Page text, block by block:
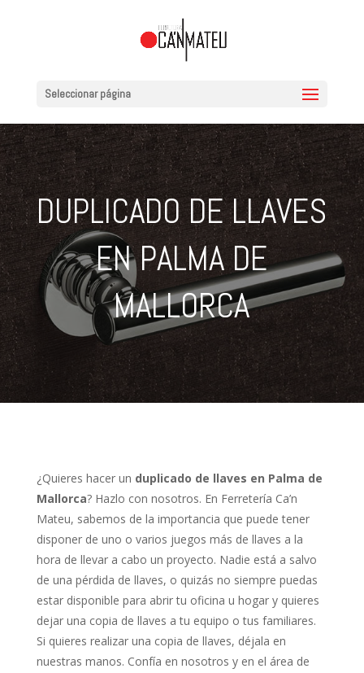
Seleccionar página
DUPLICADO DE LLAVES
EN PALMA DE
MALLORCA
¿Quieres hacer un duplicado de llaves en Palma de
Mallorca? Hazlo con nosotros. En Ferretería Ca’n
Mateu, sabemos de la importancia que puede tener
disponer de uno o varios juegos más de llaves a la
hora de llevar a cabo un proyecto. Nadie está a salvo
de una pérdida de llaves, o quizás no siempre puedas
estar disponible para abrir tu oficina u hogar y quieres
dejar una copia de llaves a tu equipo o tus familiares.
Si quieres realizar una copia de llaves, déjala en
nuestras manos. Confía en nosotros y en el área de